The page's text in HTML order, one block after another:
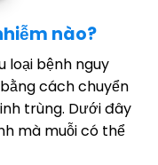
nào?
loại bệnh nguy
cách chuyển
trùng. Dưới đây
mà muỗi có thể